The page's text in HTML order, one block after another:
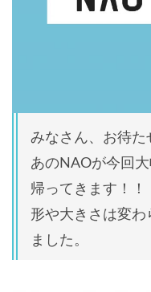
みなさん、お待た
あのNAOが今回
帰ってきます！！
形や大きさは変わ
ました。